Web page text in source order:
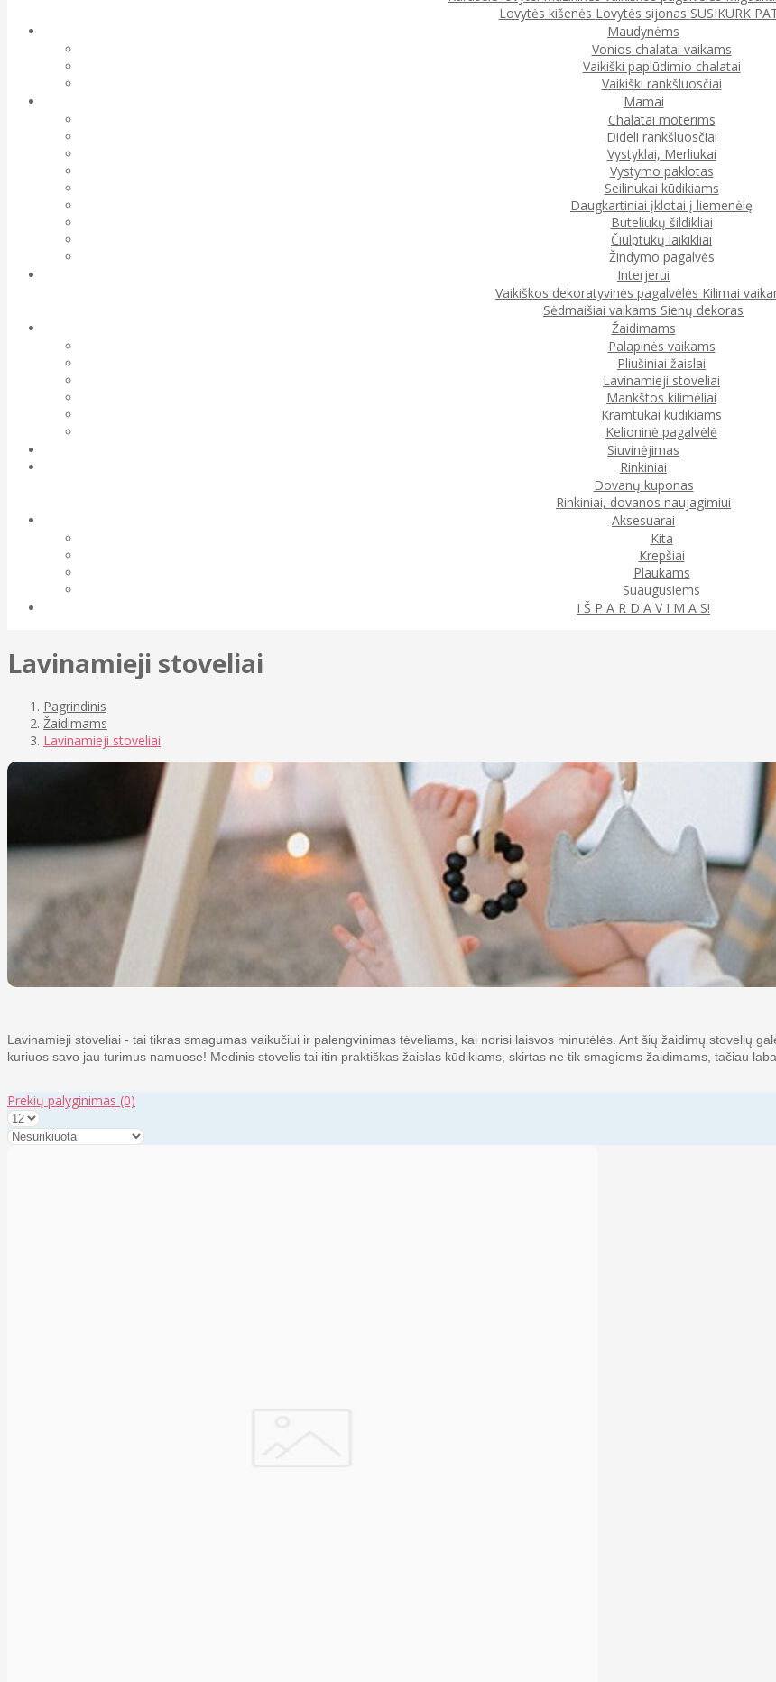
Lovytės kišenės Lovytės sijonas SUSIKURK
Maudynėms
Vonios chalatai vaikams
Vaikiški paplūdimio chalatai
Vaikiški rankšluosčiai
Mamai
Chalatai moterims
Dideli rankšluosčiai
Vystyklai, Merliukai
Vystymo paklotas
Seilinukai kūdikiams
Daugkartiniai įklotai į liemenėlę
Buteliukų šildikliai
Čiulptukų laikikliai
Žindymo pagalvės
Interjerui
Vaikiškos dekoratyvinės pagalvėlės Kilimai
Sėdmaišiai vaikams Sienų dekoras
Žaidimams
Palapinės vaikams
Pliušiniai žaislai
Lavinamieji stoveliai
Mankštos kilimėliai
Kramtukai kūdikiams
Kelioninė pagalvėlė
Siuvinėjimas
Rinkiniai
Dovanų kuponas
Rinkiniai, dovanos naujagimiui
Aksesuarai
Kita
Krepšiai
Plaukams
Suaugusiems
I Š P A R D A V I M A S!
Lavinamieji stoveliai
Pagrindinis
Žaidimams
Lavinamieji stoveliai
Lavinamieji stoveliai - tai tikras smagumas vaikučiui ir palengvinimas tėveliams, kai norisi laisvos minutėlės. Ant šių žaidimų stovelių
kuriuos savo jau turimus namuose! Medinis stovelis tai itin praktiškas žaislas kūdikiams, skirtas ne tik smagiems žaidimams, tačiau
Prekių palyginimas (0)